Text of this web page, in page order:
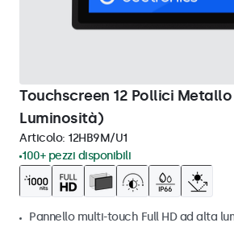
Touchscreen 12 Pollici
Luminosità)
Articolo: 12HB9M/U1
100+ pezzi disponibili
Pannello multi-touch Full HD ad alta